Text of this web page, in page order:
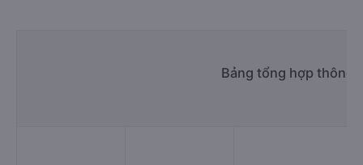
Bảng tổng hợp thông